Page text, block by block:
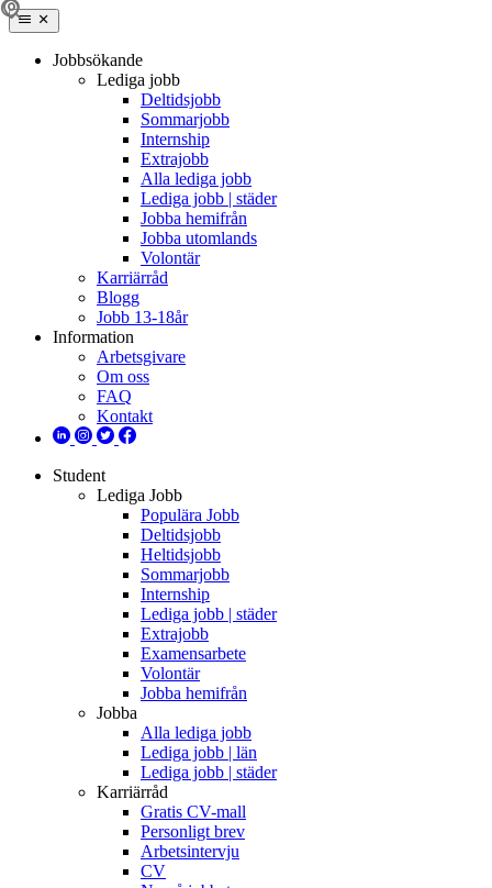
Jobbsökande
Lediga jobb
Deltidsjobb
Sommarjobb
Internship
Extrajobb
Alla lediga jobb
Lediga jobb | städer
Jobba hemifrån
Jobba utomlands
Volontär
Karriärråd
Blogg
Jobb 13-18år
Information
Arbetsgivare
Om oss
FAQ
Kontakt
Student
Lediga Jobb
Populära Jobb
Deltidsjobb
Heltidsjobb
Sommarjobb
Internship
Lediga jobb | städer
Extrajobb
Examensarbete
Volontär
Jobba hemifrån
Jobba
Alla lediga jobb
Lediga jobb | län
Lediga jobb | städer
Karriärråd
Gratis CV-mall
Personligt brev
Arbetsintervju
CV